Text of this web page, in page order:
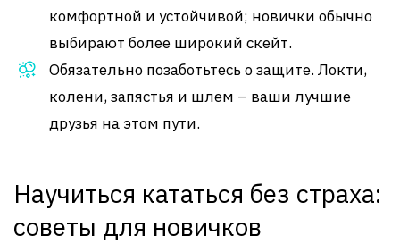
комфортной и устойчивой; новички обычно
выбирают более широкий скейт.
Обязательно позаботьтесь о защите. Локти,
колени, запястья и шлем – ваши лучшие
друзья на этом пути.
Научиться кататься без страха:
советы для новичков